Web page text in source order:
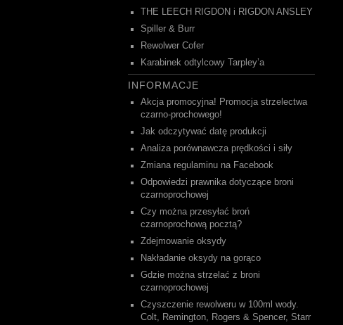
THE LEECH RIGDON i RIGDON ANSLEY
Spiller & Burr
Rewolwer Cofer
Karabinek odtylcowy Tarpley’a
INFORMACJE
Akcja promocyjna! Promocja strzelectwa
czarno-prochowego!
Jak odczytywać datę produkcji
Analiza porównawcza prędkości i siły
Zmiana regulaminu na Facebook
Odpowiedzi prawnika dotyczące broni
czarnoprochowej
Czy można przesyłać broń
czarnoprochową pocztą?
Zdejmowanie oksydy
Nakładanie oksydy na gorąco
Gdzie można strzelać z broni
czarnoprochowej
Czyszczenie rewolweru w 100ml wody.
Colt, Remington, Rogers & Spencer, Starr